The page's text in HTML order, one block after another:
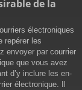
de la
électroniques
repérer les
envoyer par courrier
que vous avez
d’y inclure les en-
électronique. Il